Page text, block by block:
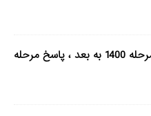
جواب بازی آمیرزا مرحله 1400 به بعد ، پاسخ مرحله